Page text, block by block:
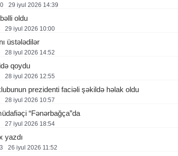
29 i̇yul 2026 14:39
oldu
29 i̇yul 2026 10:00
üstələdilər
28 i̇yul 2026 14:52
qoydu
28 i̇yul 2026 12:55
prezidenti faciəli şəkildə həlak oldu
28 i̇yul 2026 10:57
“Fənərbağça”da
27 i̇yul 2026 18:54
yazdı
26 i̇yul 2026 11:52